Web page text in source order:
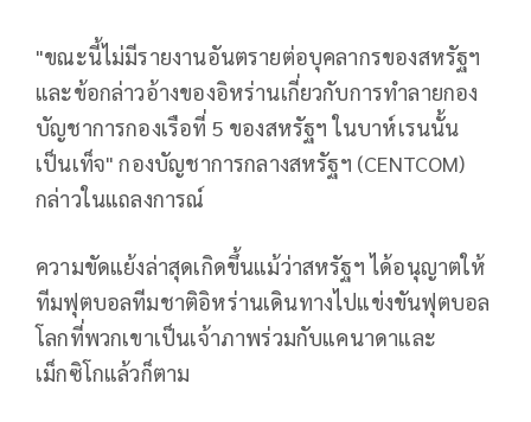
"ขณะนี้ไม่มีรายงานอันตรายต่อบุคลากรของสหรัฐฯ
และข้อกล่าวอ้างของอิหร่านเกี่ยวกับการทำลายกอง
บัญชาการกองเรือที่ 5 ของสหรัฐฯ ในบาห์เรนนั้น
เป็นเท็จ" กองบัญชาการกลางสหรัฐฯ (CENTCOM)
กล่าวในแถลงการณ์
ความขัดแย้งล่าสุดเกิดขึ้นแม้ว่าสหรัฐฯ ได้อนุญาตให้
ทีมฟุตบอลทีมชาติอิหร่านเดินทางไปแข่งขันฟุตบอล
โลกที่พวกเขาเป็นเจ้าภาพร่วมกับแคนาดาและ
เม็กซิโกแล้วก็ตาม